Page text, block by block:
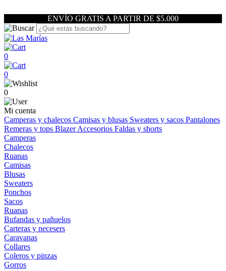
ENVÍO GRATIS A PARTIR DE $5.000
0
0
0
Mi cuenta
Camperas y chalecos Camisas y blusas Sweaters y sacos Pantalones
Remeras y tops BlazerAccesorios Faldas y shorts
Camperas
Chalecos
Ruanas
Camisas
Blusas
Sweaters
Ponchos
Sacos
Ruanas
Bufandas y pañuelos
Carteras y necesers
Caravanas
Collares
Coleros y pinzas
Gorros